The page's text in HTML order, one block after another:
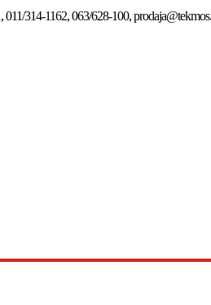
011/314-1162, 063/628-100,